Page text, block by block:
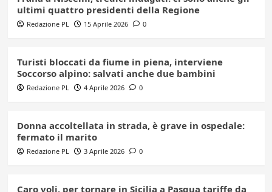
ultimi quattro presidenti della Regione
Redazione PL 15 Aprile 2026 0
Turisti bloccati da fiume in piena, interviene
Soccorso alpino: salvati anche due bambini
Redazione PL 4 Aprile 2026 0
Donna accoltellata in strada, è grave in ospedale:
fermato il marito
Redazione PL 3 Aprile 2026 0
Caro voli, per tornare in Sicilia a Pasqua tariffe da